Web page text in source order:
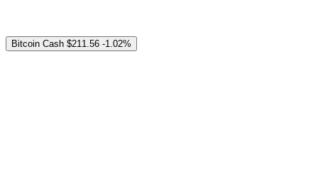
Bitcoin Cash $211.56 -1.02%